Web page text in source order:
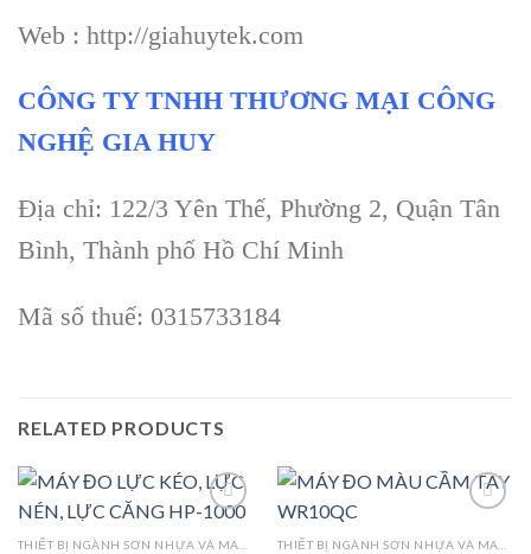
Web : http://giahuytek.com
CÔNG TY TNHH THƯƠNG MẠI CÔNG
NGHỆ GIA HUY
Địa chỉ: 122/3 Yên Thế, Phường 2, Quận Tân
Bình, Thành phố Hồ Chí Minh
Mã số thuế: 0315733184
RELATED PRODUCTS
THIẾT BỊ NGÀNH SƠN NHỰA VÀ MAY MẶC THIẾT BỊ NGÀNH SƠN NHỰA VÀ MAY MẶC